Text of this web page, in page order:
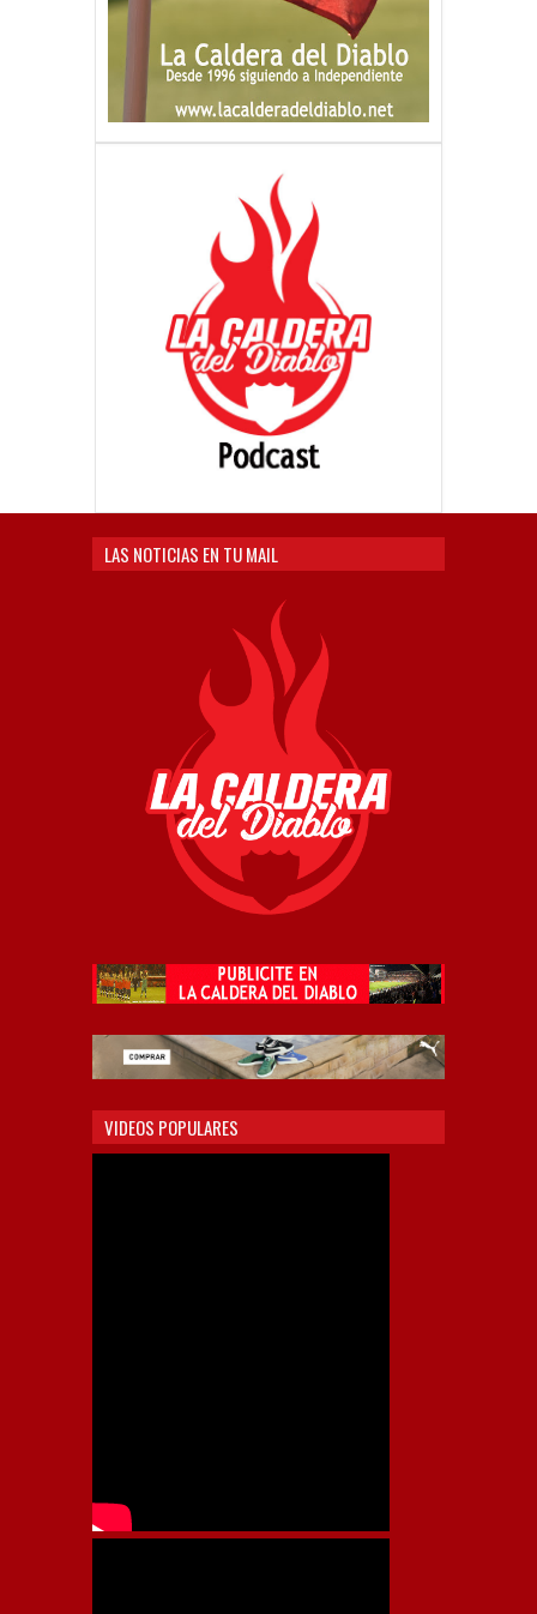
LAS NOTICIAS EN TU MAIL
VIDEOS POPULARES